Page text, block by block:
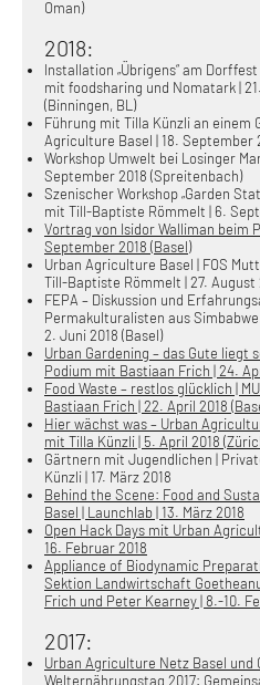
Oman)
2018:
Installation „Übrigens“ am
mit foodsharing und Nomatark |
(Binningen, BL)
Führung mit Tilla Künzli an einem
Agriculture Basel | 18. September
Workshop Umwelt bei Losinger
September 2018 (Spreitenbach)
Szenischer Workshop „Garden
mit Till-Baptiste Römmelt | 6.
Vortrag von Isidor Walliman beim
September 2018 (Basel)
Urban Agriculture Basel | FOS
Till-Baptiste Römmelt | 27. August
FEPA – Diskussion und
Permakulturalisten aus
2. Juni 2018 (Basel)
Urban Gardening – das Gute liegt
Podium mit Bastiaan Frich | 24.
Food Waste – restlos glücklich |
Bastiaan Frich | 22. April 2018
Hier wächst was – Urban
mit Tilla Künzli | 5. April 2018
Gärtnern mit Jugendlichen |
Künzli | 17. März 2018
Behind the Scene: Food and
Basel | Launchlab | 13. März 2018
Open Hack Days mit Urban
16. Februar 2018
Appliance of Biodynamic
Sektion Landwirtschaft
Frich und Peter Kearney | 8.-10.
2017:
Urban Agriculture Netz Basel und
Welternährungstag 2017: